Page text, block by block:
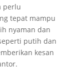
perlu
tepat mampu
nyaman dan
putih dan
kesan